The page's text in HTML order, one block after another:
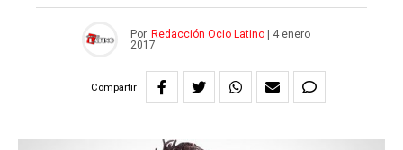
Por Redacción Ocio Latino|
4 enero
2017
Compartir